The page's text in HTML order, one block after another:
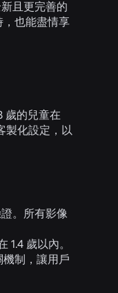
且更完善的
也能盡情享
歲的兒童在
製化設定，以
。所有影像
歲以內。
制，讓用戶